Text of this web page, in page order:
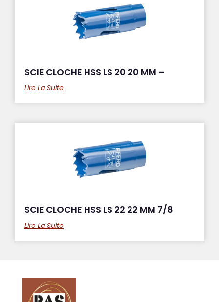
SCIE CLOCHE HSS LS 20 20 MM –
Lire La Suite
SCIE CLOCHE HSS LS 22 22 MM 7/8
Lire La Suite